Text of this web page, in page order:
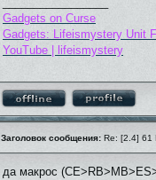
Gadgets on Curse
Gadgets: Lifeismystery Unit
YouTube | lifeismystery
Заголовок сообщения: Re: [2.4] 61
да макрос